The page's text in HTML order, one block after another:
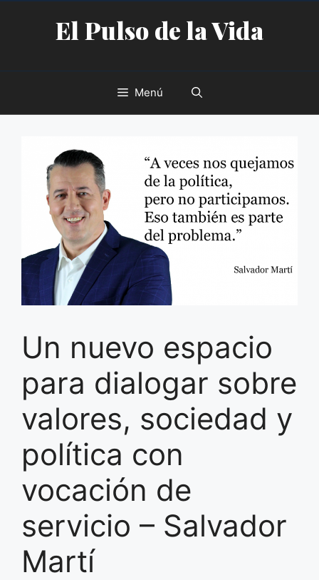
contenidoEl Pulso de la Vida
Menú
Un nuevo espacio
para dialogar sobre
valores, sociedad y
política con
vocación de
servicio – Salvador
Martí